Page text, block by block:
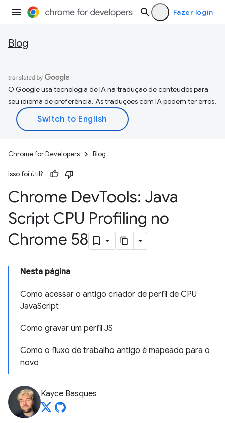
Fazer login
Blog
O Google usa tecnologia de IA na tradução de conteúdos para
seu idioma de preferência. As traduções com IA podem ter erros.
Chrome for Developers Blog
Isso foi útil?
Chrome DevTools: Java
Script CPU Profiling no
Chrome 58
Nesta página
Como acessar o antigo criador de perfil de CPU
JavaScript
Como gravar um perfil JS
Como o fluxo de trabalho antigo é mapeado para o
novo
Kayce Basques